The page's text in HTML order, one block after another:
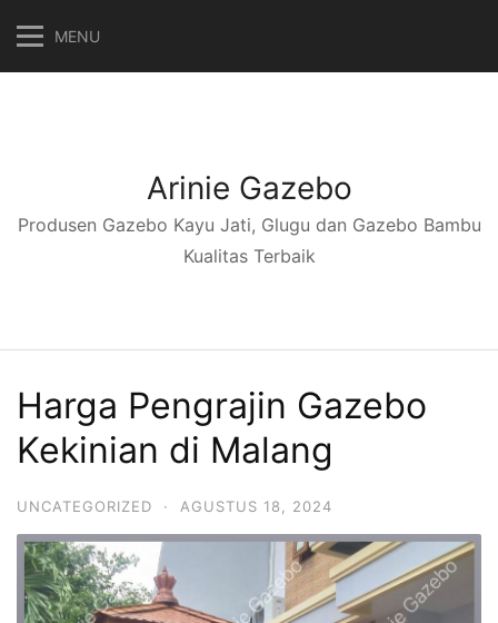
ke
konten
MENU
Arinie Gazebo
Produsen Gazebo Kayu Jati, Glugu dan Gazebo Bambu
Kualitas Terbaik
Harga Pengrajin Gazebo
Kekinian di Malang
UNCATEGORIZED · AGUSTUS 18, 2024